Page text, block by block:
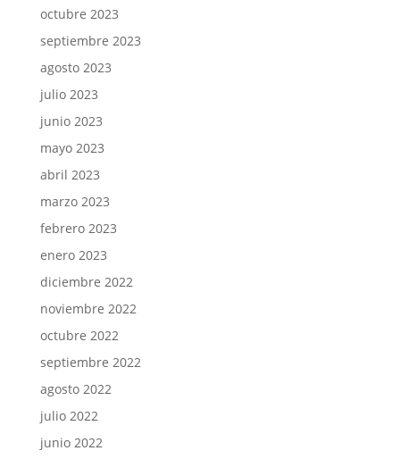
octubre 2023
septiembre 2023
agosto 2023
julio 2023
junio 2023
mayo 2023
abril 2023
marzo 2023
febrero 2023
enero 2023
diciembre 2022
noviembre 2022
octubre 2022
septiembre 2022
agosto 2022
julio 2022
junio 2022